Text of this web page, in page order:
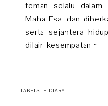
teman selalu dalam
Maha Esa, dan
serta sejahtera
dilain kesempatan ~
LABELS: E-DIARY